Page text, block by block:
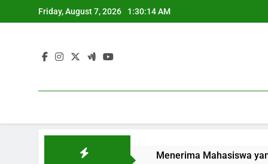
to
Friday, August 7, 2026 1:30:15 AM
Menerima Mahasiswa yang Baru